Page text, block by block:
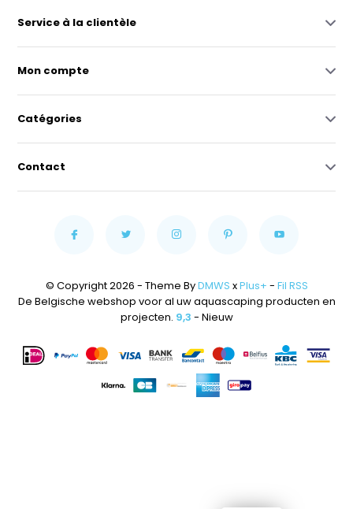
Service à la clientèle
Mon compte
Catégories
Contact
© Copyright 2026 - Theme ByDMWS xPlus+ - Fil RSS
De Belgische webshop voor al uw aquascaping producten en
projecten. 9,3 - Nieuw